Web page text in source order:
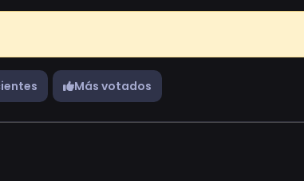
Más votados